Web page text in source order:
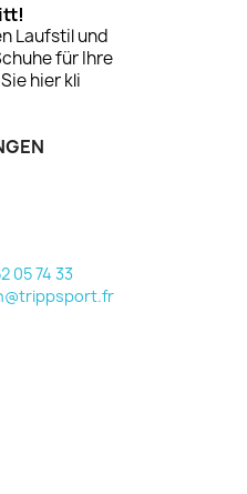
Laufstil und
für Ihre
hier kli
05 74 33